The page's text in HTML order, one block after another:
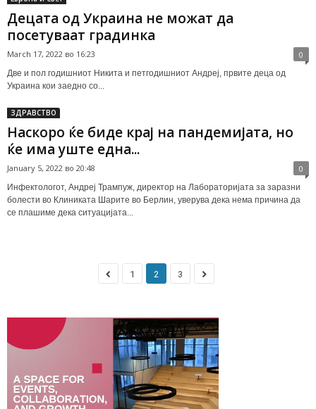
Децата од Украина не можат да
посетуваат градинка
March 17, 2022 во 16:23 0
Две и пол годишниот Никита и петгодишниот Андреј, првите деца од
Украина кои заедно со...
ЗДРАВСТВО
Наскоро ќе биде крај на пандемијата, но
ќе има уште една...
January 5, 2022 во 20:48 0
Инфектологот, Андреј Трампуж, директор на Лабораторијата за заразни
болести во Клиниката Шарите во Берлин, уверува дека нема причина да
се плашиме дека ситуацијата...
1 2 3